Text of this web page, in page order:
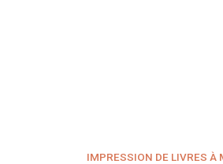
IMPRESSION DE LIVRES À